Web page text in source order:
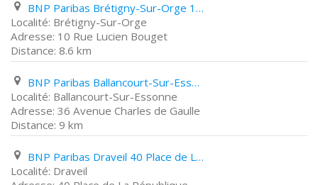
BNP Paribas Brétigny-Sur-Orge 10 Rue Lucien Bouget
Brétigny-Sur-Orge
10 Rue Lucien Bouget
8.6 km
BNP Paribas Ballancourt-Sur-Essonne 36 Avenue Charles de Gaulle
Ballancourt-Sur-Essonne
36 Avenue Charles de Gaulle
9 km
BNP Paribas Draveil 40 Place de La République
Draveil